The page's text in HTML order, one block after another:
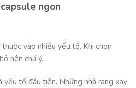
ngon
vào nhiều yếu tố. Khi chọn
nên chú ý.
yếu tố đầu tiên. Những nhà rang xay